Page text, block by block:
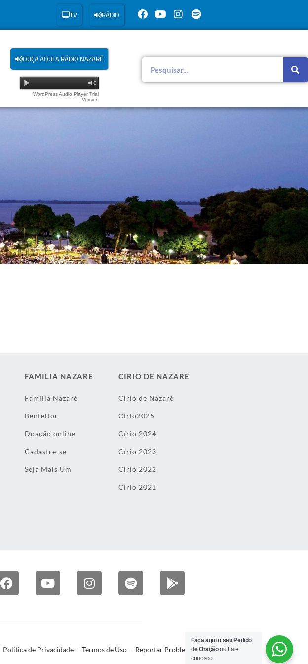
TV RÁDIO
OUÇA AQUI A RÁDIO NAZARÉ
WordPress Audio Player Trial
Version
FAMÍLIA NAZARÉ
Família Nazaré
Benfeitor
Doação online
Cadastre-se
Seja Mais Um
CÍRIO DE NAZARÉ
Círio de Nazaré
Círio2025
Círio 2024
Círio 2023
Círio 2022
Círio 2021
Politica de Privacidade– Termos de Uso– Reportar Problema
Faça aqui o seu Pedido
de Oraçãoou Fale
conosco.